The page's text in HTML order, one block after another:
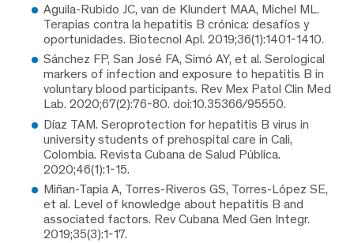
Aguila-Rubido JC, van de Klundert MAA, Michel ML.
Terapias contra la hepatitis B crónica: desafíos y
oportunidades. Biotecnol Apl. 2019;36(1):1401-1410.
Sánchez FP, San José FA, Simó AY, et al. Serological
markers of infection and exposure to hepatitis B in
voluntary blood participants. Rev Mex Patol Clin Med
Lab. 2020;67(2):76-80. doi:10.35366/95550.
Díaz TAM. Seroprotection for hepatitis B virus in
university students of prehospital care in Cali,
Colombia. Revista Cubana de Salud Pública.
2020;46(1):1-15.
Miñan-Tapia A, Torres-Riveros GS, Torres-López SE,
et al. Level of knowledge about hepatitis B and
associated factors. Rev Cubana Med Gen Integr.
2019;35(3):1-17.